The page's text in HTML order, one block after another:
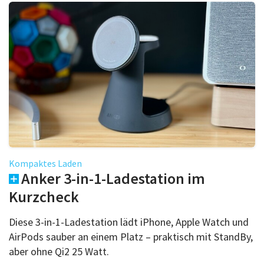
Kompaktes Laden
Anker 3-in-1-Ladestation im
Kurzcheck
Diese 3-in-1-Ladestation lädt iPhone, Apple Watch und
AirPods sauber an einem Platz – praktisch mit StandBy,
aber ohne Qi2 25 Watt.